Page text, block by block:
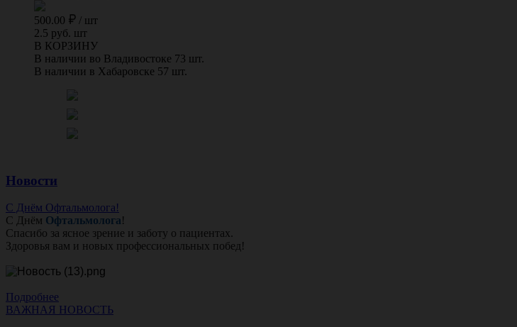
500.00 / шт
2.5 руб. шт
В КОРЗИНУ
В наличии во Владивостоке 73 шт.
В наличии в Хабаровске 57 шт.
Новости
С Днём Офтальмолога!
С Днём Офтальмолога!
Спасибо за ясное зрение и заботу о пациентах.
Здоровья вам и новых профессиональных побед!
Подробнее
ВАЖНАЯ НОВОСТЬ